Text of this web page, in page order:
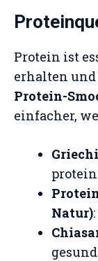
Protein ist
erhalten
Protein-
einfacher,
Natur)